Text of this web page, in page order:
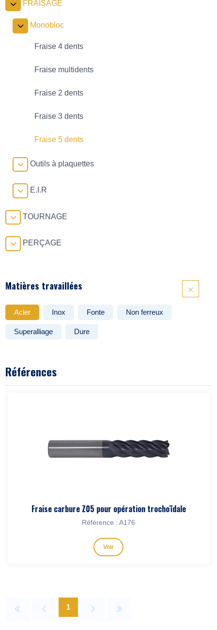
FRAISAGE
Monobloc
Fraise 4 dents
Fraise multidents
Fraise 2 dents
Fraise 3 dents
Fraise 5 dents
Outils à plaquettes
E.I.R
TOURNAGE
PERÇAGE
Matières travaillées
Acier Inox Fonte Non ferreux
Superalliage Dure
Références
Fraise carbure Z05 pour opération trochoïdale
Référence : A176
Voir
1